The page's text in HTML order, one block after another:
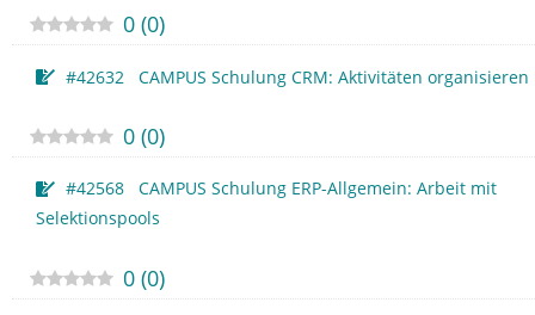
0 (0)
#42632 CAMPUS Schulung CRM: Aktivitäten organisieren
0 (0)
#42568 CAMPUS Schulung ERP-Allgemein: Arbeit mit
Selektionspools
0 (0)